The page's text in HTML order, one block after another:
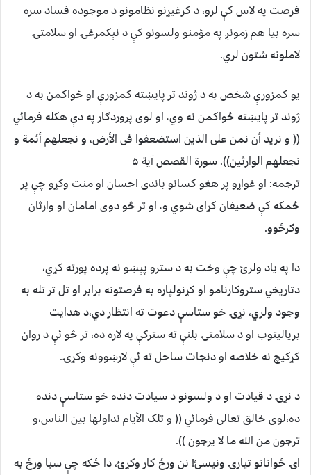
فرصت په لاس کې لرو، د کرغیړنو نظامونو د موجوده فساد سره
سره بیا هم زمونږ په مؤمنو ولسونو کې د نېکمرغۍ او سلامتۍ
لاملونه شتون لري.
یو کمزورې شخص به د ژوند تر پایښته کمزورې او ځواکمن به د
ژوند تر پایښته ځواکمن نه وي، او لوی پروردګار په دې هکله فرمائي
(( و نرید أن نمن علی الذین استضعفوا فی الأرض، و نجعلهم أئمة و
نجعلهم الوارثین)). سورة القصص آیة ۵
ترجمه: او غواړو پر هغو کسانو باندی احسان او منت وکړو چې پر
ځمکه کې ضعیفان کړای شوي و، او تر څو دوی امامان او وارثان
وګرځوو.
دا په یاد ولرئ چې وخت به د سترو پېښو نه پرده پورته کړي،
دتاریخي ستروکارنامو او کړنولپاره به فرصتونه برابر او تل تر تله به
وجود ولري، نړۍ خو ستاسې دعوت ته انتظار دي،د هدایت
بریالیتوب او د سلامتۍ بلنې ته سترګې په لاره ده، تر څو ئې د روان
کړکیچ نه خلاصه او دنجات ساحل ته ئې لارښوونه وکړۍ.
د نړۍ د قیادت او د ولسونو د سیادت دنده خو ستاسې دنده
ده،لوی خالق تعالی فرمائي (( و تلک الأیام نداولها بین الناس،و
ترجون من الله ما لا یرجون )).
اۍ ځوانانو تیارۍ ونیسئ! نن ورځ کار وکړئ، دا ځکه چې سبا ورځ به